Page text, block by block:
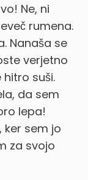
Ne, ni
rumena.
Nanaša se
verjetno
hitro suši.
da sem
lepa!
ker sem jo
za svojo